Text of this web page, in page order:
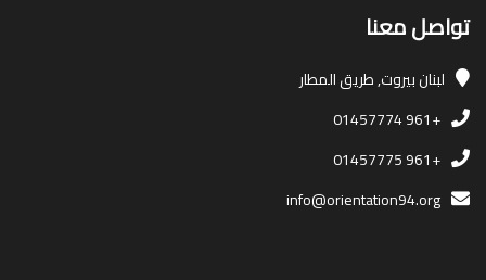
تواصل معنا
لبنانبيروت, طريق المطار
+961 01457774
+961 01457775
info@orientation94.org